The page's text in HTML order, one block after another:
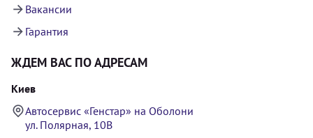
Вакансии
Гарантия
ЖДЕМ ВАС ПО АДРЕСАМ
Киев
Автосервис «Генстар» на Оболони
ул. Полярная, 10В